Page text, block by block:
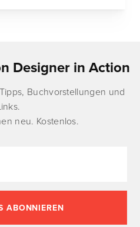
Designer in Action
Buchvorstellungen und
neu. Kostenlos.